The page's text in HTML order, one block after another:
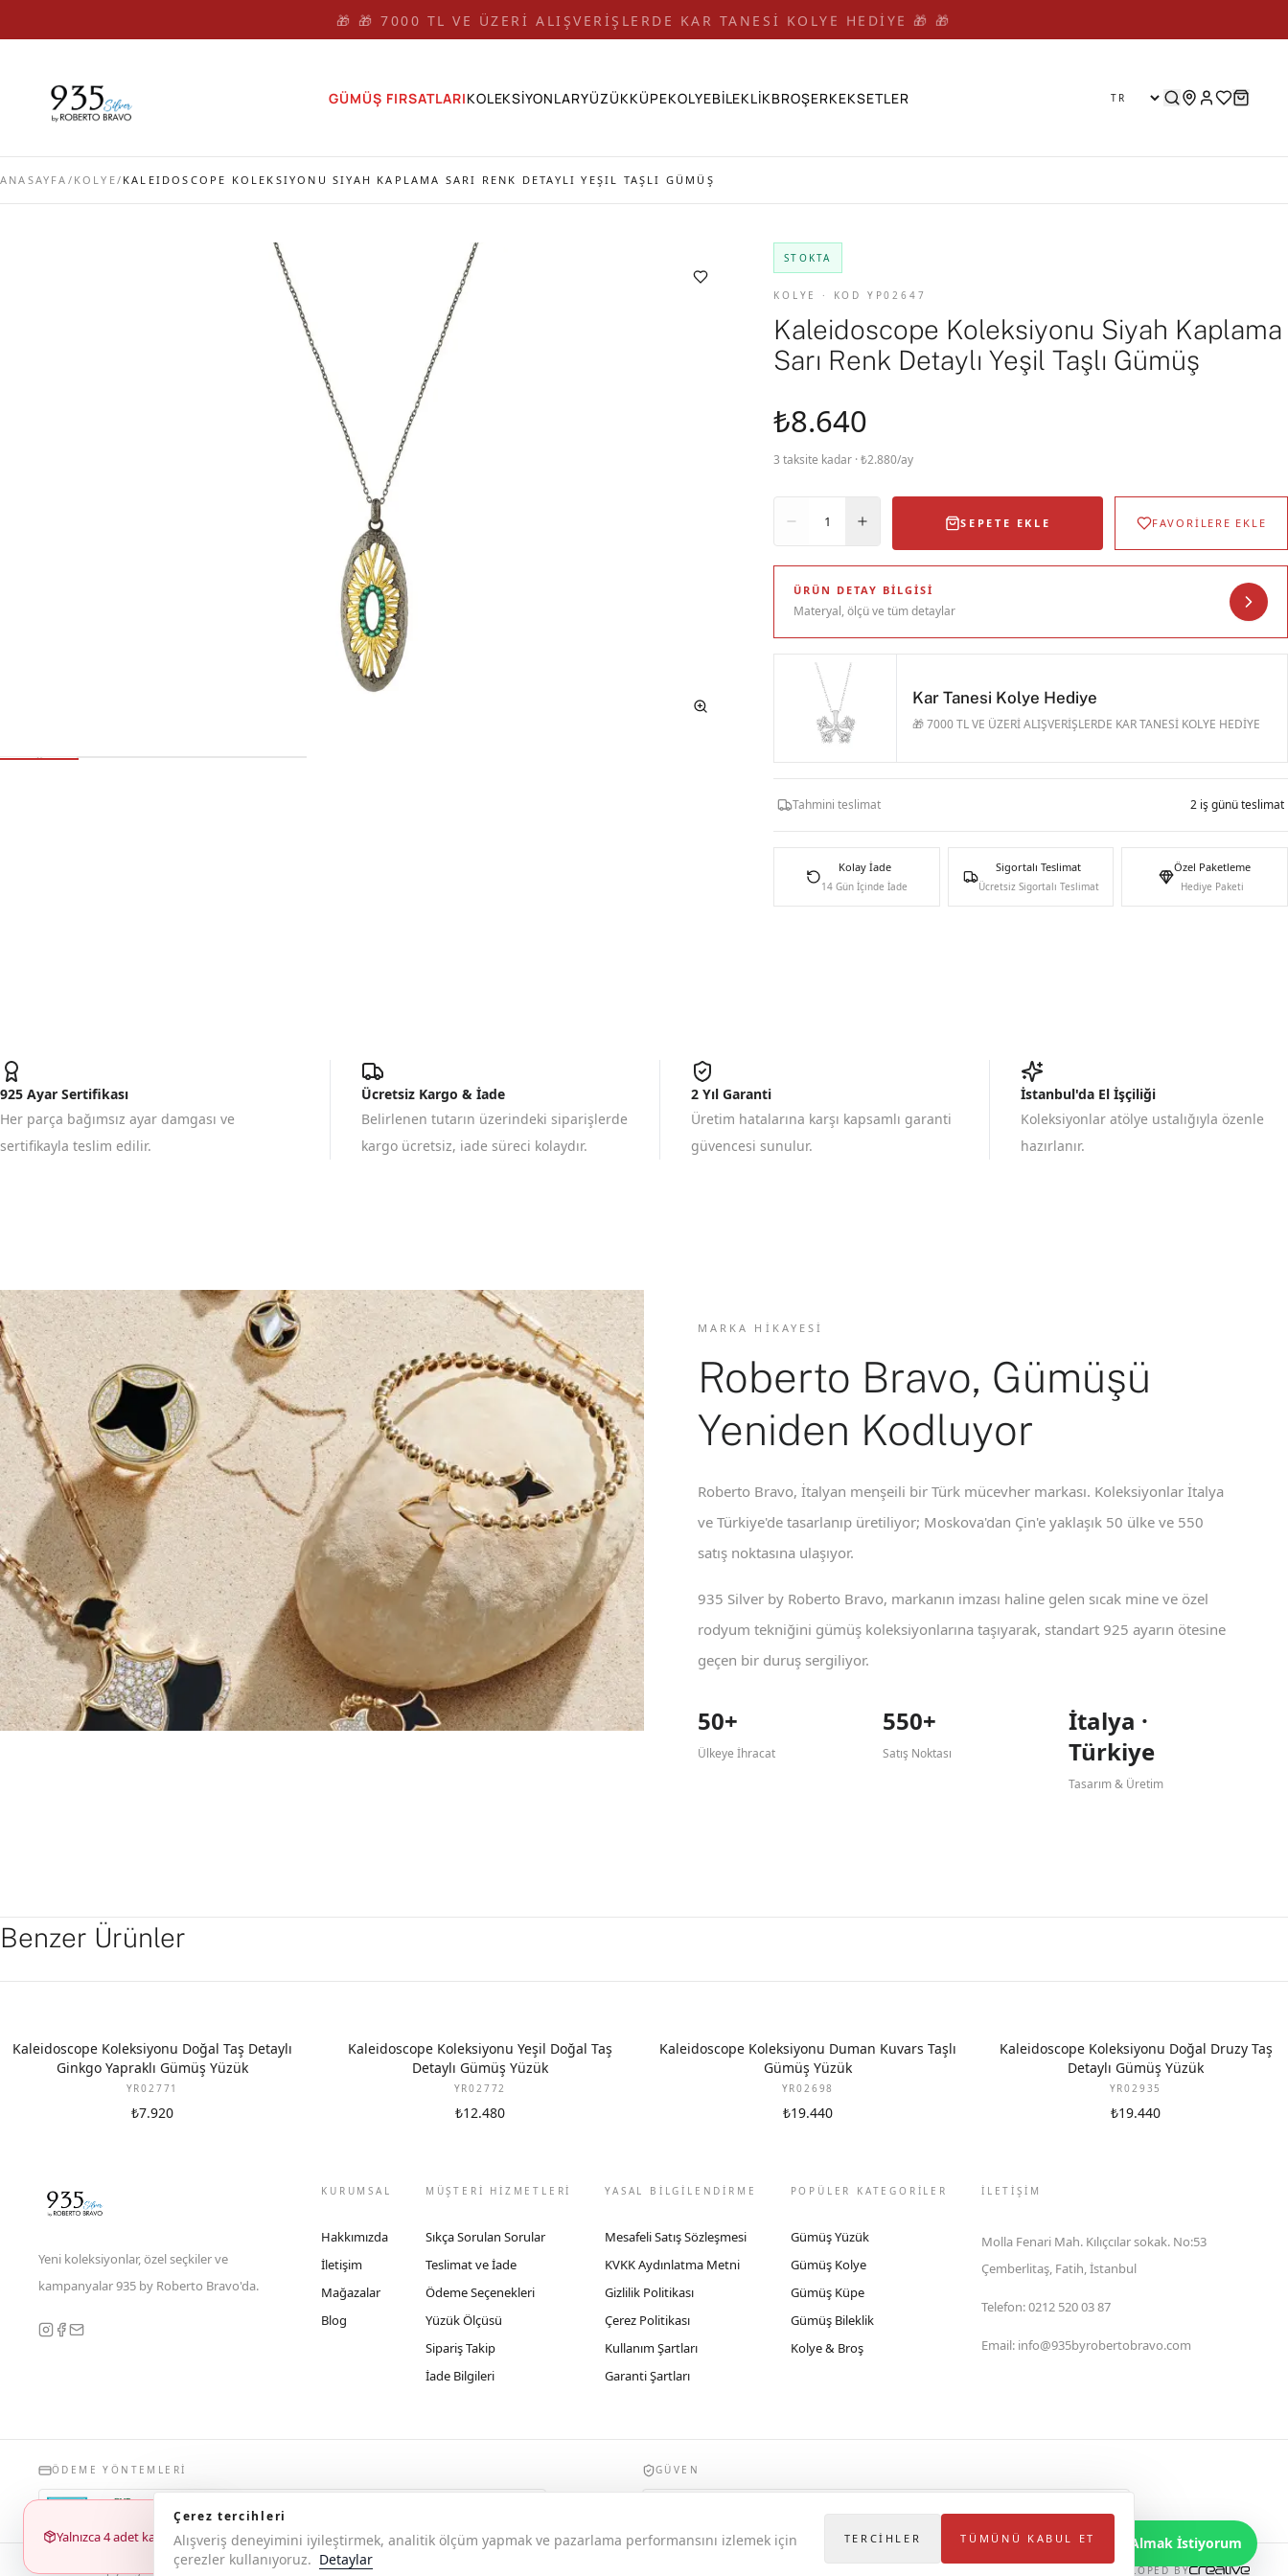
🎁 🎁 7000 TL VE ÜZERİ ALIŞVERİŞLERDE KAR TANESİ KOLYE HEDİYE 🎁 🎁
GÜMÜŞ FIRSATLARIKOLEKSİYONLARYÜZÜKKÜPEKOLYEBİLEKLİKBROŞERKEKSETLER
ANASAYFA / KOLYE/ KALEIDOSCOPE KOLEKSIYONU SIYAH KAPLAMA SARI RENK DETAYLI YEŞIL TAŞLI GÜMÜŞ
STOKTA
KOLYE · KOD YP02647
Kaleidoscope Koleksiyonu Siyah Kaplama
Sarı Renk Detaylı Yeşil Taşlı Gümüş
Yalnızca 4 adet kaldı
₺8.640
3 taksite kadar · ₺2.880/ay
1 SEPETE EKLE FAVORİLERE EKLE
ÜRÜN DETAY BILGISI
Materyal, ölçü ve tüm detaylar
Kar Tanesi Kolye Hediye
🎁 7000 TL VE ÜZERİ ALIŞVERİŞLERDE KAR TANESİ KOLYE HEDİYE
Tahmini teslimat 2 iş günü teslimat
Kolay İade
14 Gün İçinde İade
Sigortalı Teslimat
Ücretsiz Sigortalı Teslimat
Özel Paketleme
Hediye Paketi
925 Ayar Sertifikası
Her parça bağımsız ayar damgası ve
sertifikayla teslim edilir.
Ücretsiz Kargo & İade
Belirlenen tutarın üzerindeki siparişlerde
kargo ücretsiz, iade süreci kolaydır.
2 Yıl Garanti
Üretim hatalarına karşı kapsamlı garanti
güvencesi sunulur.
İstanbul'da El İşçiliği
Koleksiyonlar atölye ustalığıyla özenle
hazırlanır.
MARKA HIKAYESI
Roberto Bravo, Gümüşü
Yeniden Kodluyor
Roberto Bravo, İtalyan menşeili bir Türk mücevher markası. Koleksiyonlar İtalya
ve Türkiye'de tasarlanıp üretiliyor; Moskova'dan Çin'e yaklaşık 50 ülke ve 550
satış noktasına ulaşıyor.
935 Silver by Roberto Bravo, markanın imzası haline gelen sıcak mine ve özel
rodyum tekniğini gümüş koleksiyonlarına taşıyarak, standart 925 ayarın ötesine
geçen bir duruş sergiliyor.
50+
Ülkeye İhracat
550+
Satış Noktası
İtalya ·
Türkiye
Tasarım & Üretim
Benzer Ürünler
Kaleidoscope Koleksiyonu Doğal Taş Detaylı
Ginkgo Yapraklı Gümüş Yüzük
YR02771
₺7.920
Kaleidoscope Koleksiyonu Yeşil Doğal Taş
Detaylı Gümüş Yüzük
YR02772
₺12.480
Kaleidoscope Koleksiyonu Duman Kuvars Taşlı
Gümüş Yüzük
YR02698
₺19.440
Kaleidoscope Koleksiyonu Doğal Druzy Taş
Detaylı Gümüş Yüzük
YR02935
₺19.440
Yeni koleksiyonlar, özel seçkiler ve
kampanyalar 935 by Roberto Bravo'da.
KURUMSAL
Hakkımızda
İletişim
Mağazalar
Blog
MÜŞTERİ HİZMETLERİ
Sıkça Sorulan Sorular
Teslimat ve İade
Ödeme Seçenekleri
Yüzük Ölçüsü
Sipariş Takip
İade Bilgileri
YASAL BİLGİLENDİRME
Mesafeli Satış Sözleşmesi
KVKK Aydınlatma Metni
Gizlilik Politikası
Çerez Politikası
Kullanım Şartları
Garanti Şartları
POPÜLER KATEGORİLER
Gümüş Yüzük
Gümüş Kolye
Gümüş Küpe
Gümüş Bileklik
Kolye & Broş
İLETIŞIM
Molla Fenari Mah. Kılıçcılar sokak. No:53
Çemberlitaş, Fatih, İstanbul
Telefon:0212 520 03 87
Email: info@935byrobertobravo.com
ÖDEME YÖNTEMLERI GÜVEN
© 2026 Copyright 935 by Roberto Bravo DEVELOPED BY
Bilgi Almak İstiyorum
Çerez tercihleri
Alışveriş deneyimini iyileştirmek, analitik ölçüm yapmak ve pazarlama performansını izlemek için
çerezler kullanıyoruz. Detaylar
TERCIHLER TÜMÜNÜ KABUL ET